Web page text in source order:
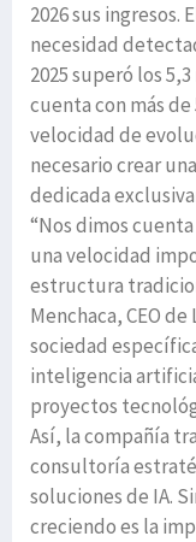
2026 sus ingresos.
necesidad
2025 superó los
cuenta con más de
velocidad de
necesario crear
dedicada
“Nos dimos
una velocidad
estructura
Menchaca, CEO
sociedad
inteligencia
proyectos
Así, la compañía
consultoría
soluciones de IA.
creciendo es la